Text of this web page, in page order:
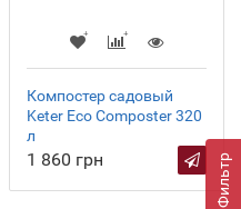
Фильтр
Компостер садовый
Keter Eco Composter 320
л
1 860 грн